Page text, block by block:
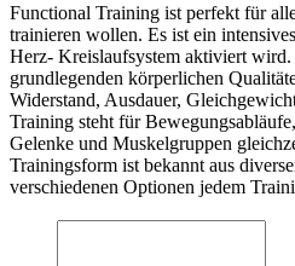
Functional Training ist perfekt für
trainieren wollen. Es ist ein
Herz- Kreislaufsystem aktiviert
grundlegenden körperlichen
Widerstand, Ausdauer,
Training steht für
Gelenke und Muskelgruppen
Trainingsform ist bekannt aus
verschiedenen Optionen jedem